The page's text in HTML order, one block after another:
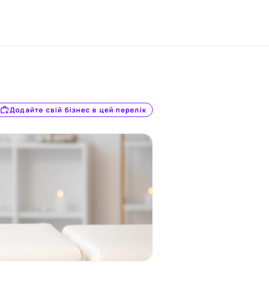
Додайте свій бізнес в цей перелік